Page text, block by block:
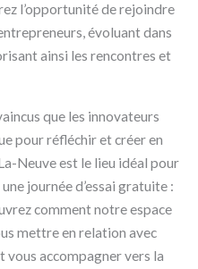
l’opportunité de rejoindre
évoluant dans
ainsi les rencontres et
que les innovateurs
pour réfléchir et créer en
Neuve est le lieu idéal pour
journée d’essai gratuite :
comment notre espace
mettre en relation avec
accompagner vers la